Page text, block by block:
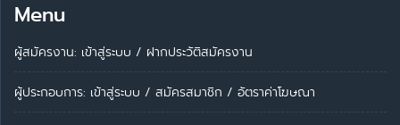
Menu
ผู้สมัครงาน: เข้าสู่ระบบ / ฝากประวัติสมัครงาน
ผู้ประกอบการ: เข้าสู่ระบบ / สมัครสมาชิก / อัตราค่าโฆษณา